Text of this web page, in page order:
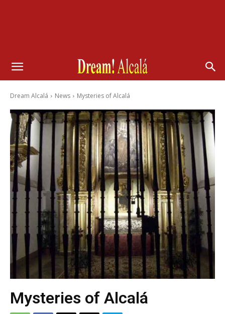
Dream Alcalá News Mysteries of Alcalá
Mysteries of Alcalá